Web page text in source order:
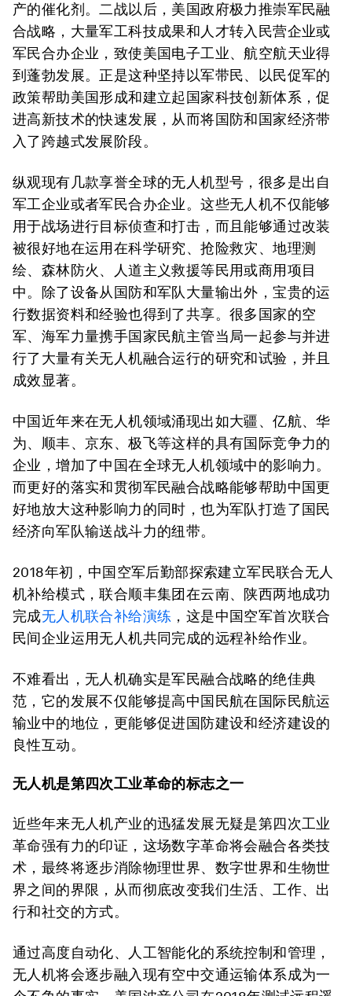
产的催化剂。二战以后，美国政府极力推崇军民融
合战略，大量军工科技成果和人才转入民营企业或
军民合办企业，致使美国电子工业、航空航天业得
到蓬勃发展。正是这种坚持以军带民、以民促军的
政策帮助美国形成和建立起国家科技创新体系，促
进高新技术的快速发展，从而将国防和国家经济带
入了跨越式发展阶段。
纵观现有几款享誉全球的无人机型号，很多是出自
军工企业或者军民合办企业。这些无人机不仅能够
用于战场进行目标侦查和打击，而且能够通过改装
被很好地在运用在科学研究、抢险救灾、地理测
绘、森林防火、人道主义救援等民用或商用项目
中。除了设备从国防和军队大量输出外，宝贵的运
行数据资料和经验也得到了共享。很多国家的空
军、海军力量携手国家民航主管当局一起参与并进
行了大量有关无人机融合运行的研究和试验，并且
成效显著。
中国近年来在无人机领域涌现出如大疆、亿航、华
为、顺丰、京东、极飞等这样的具有国际竞争力的
企业，增加了中国在全球无人机领域中的影响力。
而更好的落实和贯彻军民融合战略能够帮助中国更
好地放大这种影响力的同时，也为军队打造了国民
经济向军队输送战斗力的纽带。
2018年初，中国空军后勤部探索建立军民联合无人
机补给模式，联合顺丰集团在云南、陕西两地成功
完成无人机联合补给演练 ，这是中国空军首次联合
民间企业运用无人机共同完成的远程补给作业。
不难看出，无人机确实是军民融合战略的绝佳典
范，它的发展不仅能够提高中国民航在国际民航运
输业中的地位，更能够促进国防建设和经济建设的
良性互动。
无人机是第四次工业革命的标志之一
近些年来无人机产业的迅猛发展无疑是第四次工业
革命强有力的印证，这场数字革命将会融合各类技
术，最终将逐步消除物理世界、数字世界和生物世
界之间的界限，从而彻底改变我们生活、工作、出
行和社交的方式。
通过高度自动化、人工智能化的系统控制和管理，
无人机将会逐步融入现有空中交通运输体系成为一